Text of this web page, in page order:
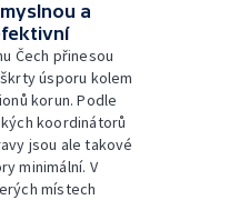
a
Čech přinesou
úsporu kolem
korun. Podle
koordinátorů
jsou ale takové
minimální. V
místech